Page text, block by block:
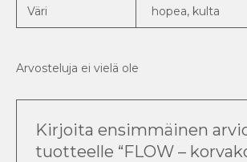
Väri hopea, kulta
Arvosteluja ei vielä ole
Kirjoita ensimmäinen
tuotteelle “FLOW –